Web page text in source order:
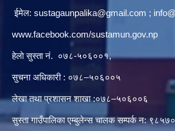
ईमेल: sustagaunpalika@gmail.com ;
www.facebook.com/sustamun.gov.np
हेलाे सुस्ता नं. ०७८-५०६००१,
सुचना अधिकारी : ०७८–५०६००५
लेखा तथा प्रशासन शाखा :०७८–५०६००६
सुस्ता गाउँपालिका एम्बुलेन्स चालक सम्पर्क न‌‍: